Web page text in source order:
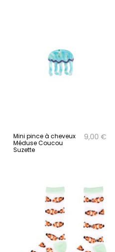
Mini pince à cheveux
Méduse Coucou
Suzette
9,00 €